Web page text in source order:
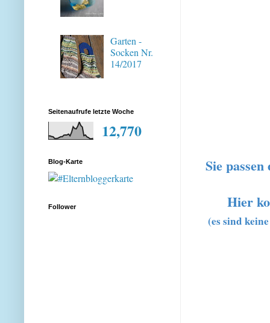
Sie
Hier
(es sind
Garten -
Socken Nr.
14/2017
Seitenaufrufe letzte Woche
12,770
Blog-Karte
Follower